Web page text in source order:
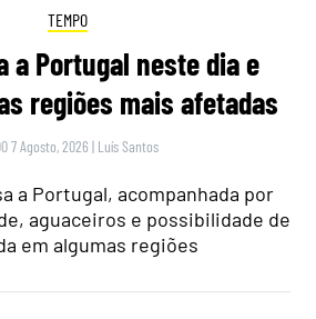
TEMPO
a Portugal neste dia e
regiões mais afetadas
7 Agosto, 2026 | Luís Santos
a Portugal, acompanhada por
aguaceiros e possibilidade de
em algumas regiões